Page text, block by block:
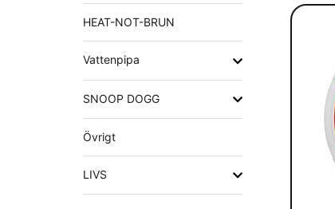
HEAT-NOT-BRUN
Vattenpipa
SNOOP DOGG
Övrigt
LIVS